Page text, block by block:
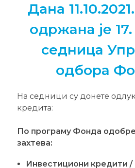
Дана
одржана је
седница
одбора
На седници су донете
кредита:
По програму Фонда
захтева:
Инвестициони кредити /